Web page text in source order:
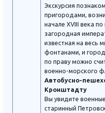
Экскурсия
пригородами,
начале XVIII века
загородная
известная на весь
фонтанами, и
по праву можно
военно-морского
Автобусно-
Кронштадту
Вы увидите
старинный